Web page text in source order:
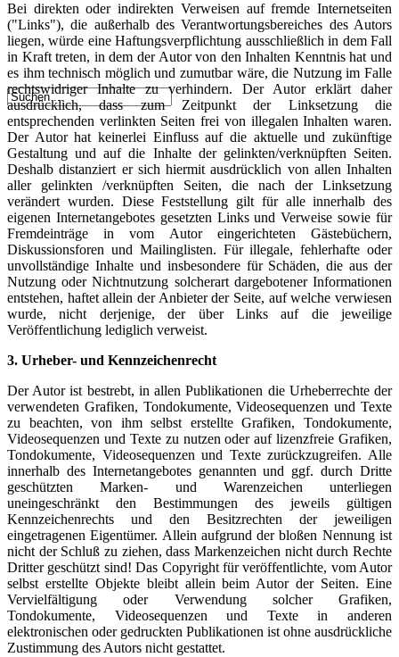
Bei direkten oder indirekten Verweisen auf fremde Internetseiten
("Links"), die außerhalb des Verantwortungsbereiches des Autors
liegen, würde eine Haftungsverpflichtung ausschließlich in dem Fall
in Kraft treten, in dem der Autor von den Inhalten Kenntnis hat und
es ihm technisch möglich und zumutbar wäre, die Nutzung im Falle
rechtswidriger
Inhalte zu verhindern. Der Autor erklärt daher
ausdrücklich, dass zum Zeitpunkt der Linksetzung die
entsprechenden verlinkten Seiten frei von illegalen Inhalten waren.
Der Autor hat keinerlei Einfluss auf die aktuelle und zukünftige
Gestaltung und auf die Inhalte der gelinkten/verknüpften Seiten.
Deshalb distanziert er sich hiermit ausdrücklich von allen Inhalten
aller gelinkten /verknüpften Seiten, die nach der Linksetzung
verändert wurden. Diese Feststellung gilt für alle innerhalb des
eigenen Internetangebotes gesetzten Links und Verweise sowie für
Fremdeinträge in vom Autor eingerichteten Gästebüchern,
Diskussionsforen und Mailinglisten. Für illegale, fehlerhafte oder
unvollständige Inhalte und insbesondere für Schäden, die aus der
Nutzung oder Nichtnutzung solcherart dargebotener Informationen
entstehen, haftet allein der Anbieter der Seite, auf welche verwiesen
wurde, nicht derjenige, der über Links auf die jeweilige
Veröffentlichung lediglich verweist.
3. Urheber- und Kennzeichenrecht
Der Autor ist bestrebt, in allen Publikationen die Urheberrechte der
verwendeten Grafiken, Tondokumente, Videosequenzen und Texte
zu beachten, von ihm selbst erstellte Grafiken, Tondokumente,
Videosequenzen und Texte zu nutzen oder auf lizenzfreie Grafiken,
Tondokumente, Videosequenzen und Texte zurückzugreifen. Alle
innerhalb des Internetangebotes genannten und ggf. durch Dritte
geschützten Marken-
und Warenzeichen unterliegen
uneingeschränkt den Bestimmungen des jeweils gültigen
Kennzeichenrechts und den Besitzrechten der jeweiligen
eingetragenen Eigentümer. Allein aufgrund der bloßen Nennung ist
nicht der Schluß zu ziehen, dass Markenzeichen nicht durch Rechte
Dritter geschützt sind! Das Copyright für veröffentlichte, vom Autor
selbst erstellte Objekte bleibt allein beim Autor der Seiten. Eine
Vervielfältigung oder Verwendung solcher Grafiken,
Tondokumente,
Videosequenzen und Texte in anderen
elektronischen oder gedruckten Publikationen ist ohne ausdrückliche
Zustimmung des Autors nicht gestattet.